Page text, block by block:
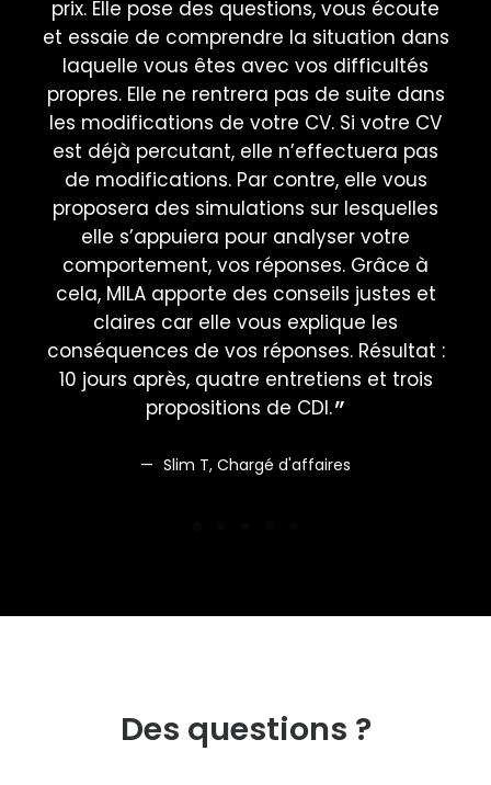
prix. Elle pose des questions, vous écoute
et essaie de comprendre la situation dans
laquelle vous êtes avec vos difficultés
propres. Elle ne rentrera pas de suite dans
les modifications de votre CV. Si votre CV
est déjà percutant, elle n’effectuera pas
de modifications. Par contre, elle vous
proposera des simulations sur lesquelles
elle s’appuiera pour analyser votre
comportement, vos réponses. Grâce à
cela, MILA apporte des conseils justes et
claires car elle vous explique les
conséquences de vos réponses. Résultat :
10 jours après, quatre entretiens et trois
propositions de CDI.
Slim T, Chargé d'affaires
Des questions ?